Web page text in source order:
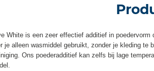
White is een zeer effectief additief in
je alleen wasmiddel gebruikt, zonder je kleding
Ons poederadditief kan zelfs bij lage